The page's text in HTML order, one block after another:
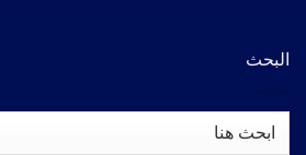
البحث